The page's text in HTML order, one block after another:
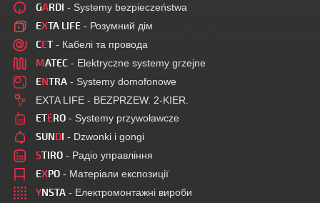
GARDI - Systemy bezpieczeństwa
EXTA LIFE - Розумний дім
CET - Кабелі та провода
MATEC - Elektryczne systemy grzejne
ENTRA - Systemy domofonowe
EXTA LIFE - BEZPRZEW. 2-KIER.
ETERO - Systemy przywoławcze
SUNDI - Dzwonki i gongi
STIRO - Радіо управління
EXPO - Матеріали експозиції
YNSTA - Електромонтажні вироби